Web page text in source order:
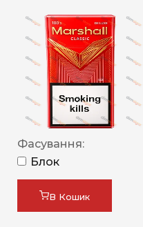
Фасування:
Блок
В Кошик